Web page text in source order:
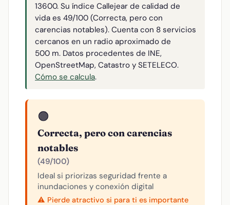
13600. Su índice Callejear de calidad de
vida es 49/100 (Correcta, pero con
carencias notables). Cuenta con 8 servicios
cercanos en un radio aproximado de
500 m. Datos procedentes de INE,
OpenStreetMap, Catastro y SETELECO.
Cómo se calcula.
🟠
Correcta, pero con carencias
notables
(49/100)
Ideal si priorizas seguridad frente a
inundaciones y conexión digital
⚠️ Pierde atractivo si para ti es importante